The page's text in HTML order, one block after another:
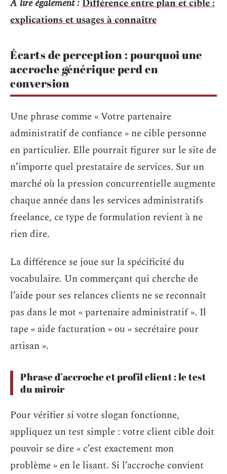
A lire également :Différence entre plan et cible :
explications et usages à connaître
Écarts de perception : pourquoi une
accroche générique perd en
conversion
Une phrase comme « Votre partenaire
administratif de confiance » ne cible personne
en particulier. Elle pourrait figurer sur le site de
n’importe quel prestataire de services. Sur un
marché où la pression concurrentielle augmente
chaque année dans les services administratifs
freelance, ce type de formulation revient à ne
rien dire.
La différence se joue sur la spécificité du
vocabulaire. Un commerçant qui cherche de
l’aide pour ses relances clients ne se reconnaît
pas dans le mot « partenaire administratif ». Il
tape « aide facturation » ou « secrétaire pour
artisan ».
Phrase d’accroche et profil client : le test
du miroir
Pour vérifier si votre slogan fonctionne,
appliquez un test simple : votre client cible doit
pouvoir se dire « c’est exactement mon
problème » en le lisant. Si l’accroche convient